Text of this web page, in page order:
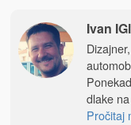
Ivan
dlake
Pročitaj